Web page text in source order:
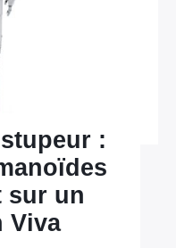
:
sur un
Viva